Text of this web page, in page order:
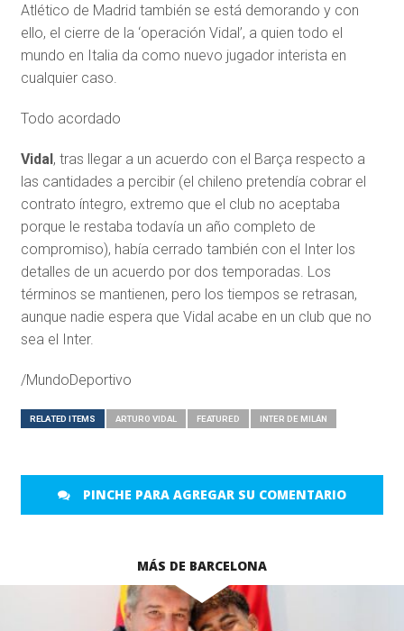
Atlético de Madrid también se está demorando y con
ello, el cierre de la ‘operación Vidal’, a quien todo el
mundo en Italia da como nuevo jugador interista en
cualquier caso.
Todo acordado
Vidal, tras llegar a un acuerdo con el Barça respecto a
las cantidades a percibir (el chileno pretendía cobrar el
contrato íntegro, extremo que el club no aceptaba
porque le restaba todavía un año completo de
compromiso), había cerrado también con el Inter los
detalles de un acuerdo por dos temporadas. Los
términos se mantienen, pero los tiempos se retrasan,
aunque nadie espera que Vidal acabe en un club que no
sea el Inter.
/MundoDeportivo
RELATED ITEMS ARTURO VIDAL FEATURED INTER DE MILÁN
PINCHE PARA AGREGAR SU COMENTARIO
MÁS DE BARCELONA